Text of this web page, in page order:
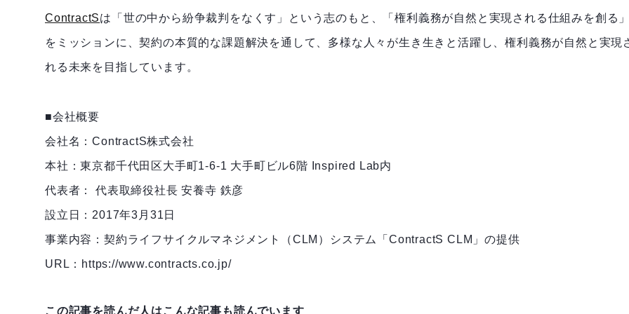
ContractSは「世の中から紛争裁判をなくす」という志のもと、「権利義務が自然と実現される仕組みを創る
をミッションに、契約の本質的な課題解決を通して、多様な人々が生き生きと活躍し、権利義務が自然と実現
れる未来を目指しています。
■会社概要
会社名：ContractS株式会社
本社：東京都千代田区大手町1-6-1 大手町ビル6階 Inspired Lab内
代表者： 代表取締役社長 安養寺 鉄彦
設立日：2017年3月31日
事業内容：契約ライフサイクルマネジメント（CLM）システム「ContractS CLM」の提供
URL：https://www.contracts.co.jp/
この記事を読んだ人はこんな記事も読んでいます